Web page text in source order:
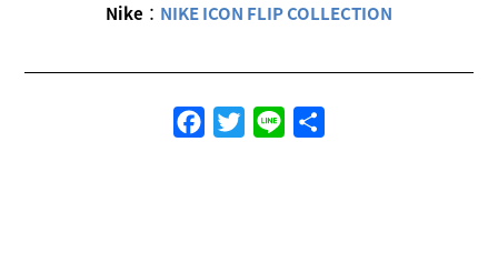
Nike ： NIKE ICON FLIP COLLECTION
FacebookTwitterLine